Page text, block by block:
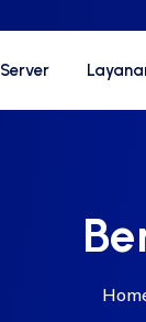
Server